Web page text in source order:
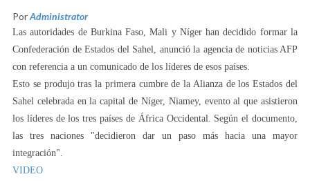
PorAdministrator
Las autoridades de Burkina Faso, Mali y Níger han decidido formar la
Confederación de Estados del Sahel, anunció la agencia de noticias AFP
con referencia a un comunicado de los líderes de esos países.
Esto se produjo tras la primera cumbre de la Alianza de los Estados del
Sahel celebrada en la capital de Níger, Niamey, evento al que asistieron
los líderes de los tres países de África Occidental. Según el documento,
las tres naciones "decidieron dar un paso más hacia una mayor
integración".
VIDEO